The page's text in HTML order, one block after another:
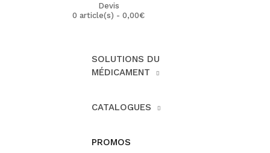
Devis
0 article(s) - 0,00€
SOLUTIONS DU
MÉDICAMENT
CATALOGUES
PROMOS